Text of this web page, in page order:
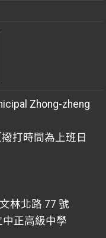
Zhong-zheng
打時間為上班日
林北路 77 號
中正高級中學